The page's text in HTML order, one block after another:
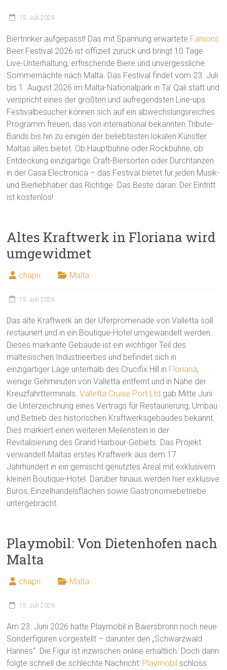
15. Juli 2026
Biertrinker aufgepasst! Das mit Spannung erwartete Farsons
Beer Festival 2026 ist offiziell zurück und bringt 10 Tage
Live-Unterhaltung, erfrischende Biere und unvergessliche
Sommernächte nach Malta. Das Festival findet vom 23. Juli
bis 1. August 2026 im Malta-Nationalpark in Ta‘ Qali statt und
verspricht eines der größten und aufregendsten Line-ups.
Festivalbesucher können sich auf ein abwechslungsreiches
Programm freuen, das von international bekannten Tribute-
Bands bis hin zu einigen der beliebtesten lokalen Künstler
Maltas alles bietet. Ob Hauptbühne oder Rockbühne, ob
Entdeckung einzigartige Craft-Biersorten oder Durchtanzen
in der Casa Electronica – das Festival bietet für jeden Musik-
und Bierliebhaber das Richtige. Das Beste daran: Der Eintritt
ist kostenlos!
Altes Kraftwerk in Floriana wird
umgewidmet
chapri Malta
15. Juli 2026
Das alte Kraftwerk an der Uferpromenade von Valletta soll
restauriert und in ein Boutique-Hotel umgewandelt werden.
Dieses markante Gebäude ist ein wichtiger Teil des
maltesischen Industrieerbes und befindet sich in
einzigartiger Lage unterhalb des Crucifix Hill in Floriana,
wenige Gehminuten von Valletta entfernt und in Nähe der
Kreuzfahrtterminals.Valletta Cruise Port Ltd gab Mitte Juni
die Unterzeichnung eines Vertrags für Restaurierung, Umbau
und Betrieb des historischen Kraftwerksgebäudes bekannt.
Dies markiert einen weiteren Meilenstein in der
Revitalisierung des Grand Harbour-Gebiets. Das Projekt
verwandelt Maltas erstes Kraftwerk aus dem 17.
Jahrhundert in ein gemischt genutztes Areal mit exklusivem
kleinen Boutique-Hotel. Darüber hinaus werden hier exklusive
Büros, Einzelhandelsflächen sowie Gastronomiebetriebe
untergebracht.
Playmobil: Von Dietenhofen nach
Malta
chapri Malta
15. Juli 2026
Am 23. Juni 2026 hatte Playmobil in Baiersbronn noch neue
Sonderfiguren vorgestellt – darunter den „Schwarzwald
Hannes“. Die Figur ist inzwischen online erhältlich. Doch dann
folgte schnell die schlechte Nachricht: Playmobil schloss